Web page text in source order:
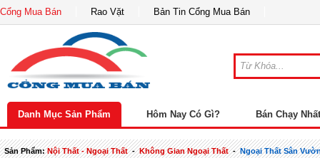
Cổng Mua Bán Rao Vặt Bản Tin Cổng Mua Bán
Danh Mục Sản Phẩm Hôm Nay Có Gì? Bán Chạy Nhất
Sản Phẩm:Nội Thất - Ngoại Thất-Không Gian Ngoại Thất-Ngoại Thất Sân